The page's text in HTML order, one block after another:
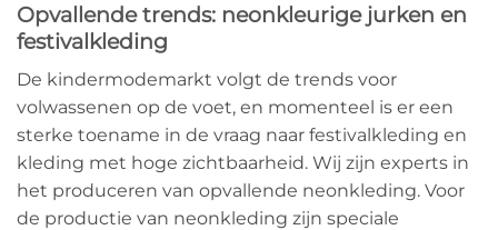
Opvallende trends: neonkleurige jurken en
festivalkleding
De kindermodemarkt volgt de trends voor
volwassenen op de voet, en momenteel is er een
sterke toename in de vraag naar festivalkleding en
kleding met hoge zichtbaarheid. Wij zijn experts in
het produceren van opvallende neonkleding. Voor
de productie van neonkleding zijn speciale